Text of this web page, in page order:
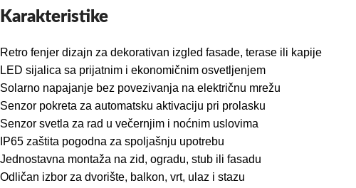
Karakteristike
Retro fenjer dizajn za dekorativan izgled fasade, terase ili kapije
LED sijalica sa prijatnim i ekonomičnim osvetljenjem
Solarno napajanje bez povezivanja na električnu mrežu
Senzor pokreta za automatsku aktivaciju pri prolasku
Senzor svetla za rad u večernjim i noćnim uslovima
IP65 zaštita pogodna za spoljašnju upotrebu
Jednostavna montaža na zid, ogradu, stub ili fasadu
Odličan izbor za dvorište, balkon, vrt, ulaz i stazu